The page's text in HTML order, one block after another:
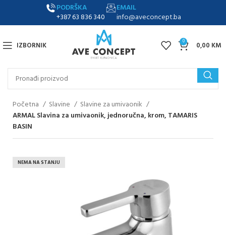
PODRŠKA
+387 63 836 340
EMAIL
info@aveconcept.ba
IZBORNIK 0 0,00 KM
Početna Slavine
Slavine za umivaonik
ARMAL Slavina za umivaonik, jednoručna, krom, TAMARIS
BASIN
NEMA NA STANJU